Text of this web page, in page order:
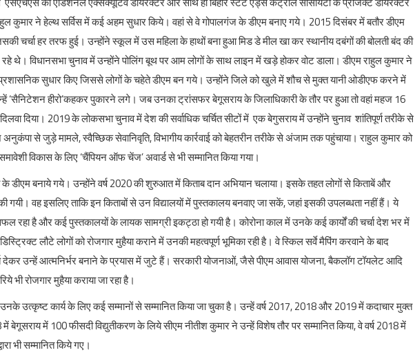
कुमार ने हेल्थ सर्विस में कई अहम सुधार किये। वहां से वे गोपालगंज के डीएम बनाए गये। 2015 दिसंबर में बतौर डीएम
चर्चा हर तरफ हुई। उन्होंने स्कूल में उस महिला के हाथों बना हुआ मिड डे मील खा कर स्थानीय दबंगों की बोलती बंद की
थे। विधानसभा चुनाव में उन्होंने पोलिंग बूथ पर आम लोगों के साथ लाइन में खड़े होकर वोट डाला। डीएम राहुल कुमार ने
सुधार किए जिससे लोगों के चहेते डीएम बन गये। उन्होंने जिले को खुले में शौच से मुक्त यानी ओडीएफ करने में
‘सैनिटेशन हीरो’कहकर पुकारने लगे। जब उनका ट्रांसफर बेगूसराय के जिलाधिकारी के तौर पर हुआ तो वहां महज 16
दिया। 2019 के लोकसभा चुनाव में देश की सर्वाधिक चर्चित सीटों में एक बेगुसराय में उन्होंने चुनाव शांतिपूर्ण तरीके से
से जुड़े मामले, स्वैच्छिक सेवानिवृति, विभागीय कार्रवाई को बेहतरीन तरीके से अंजाम तक पहुंचाया। राहुल कुमार को
विकास के लिए ‘चैंपियन ऑफ चेंज’ अवार्ड से भी सम्मानित किया गया।
के डीएम बनाये गये। उन्होंने वर्ष 2020 की शुरुआत में किताब दान अभियान चलाया। इसके तहत लोगों से किताबें और
वह इसलिए ताकि इन किताबों से उन विद्यालयों में पुस्तकालय बनवाए जा सकें, जहां इसकी उपलब्धता नहीं हैं। ये
रहा है और कई पुस्तकालयों के लायक सामग्री इकट्ठा हो गयी है। कोरोना काल में उनके कई कार्यों की चर्चा देश भर में
लौटे लोगों को रोजगार मुहैया कराने में उनकी महत्वपूर्ण भूमिका रही है। वे स्किल सर्वे मैपिंग करवाने के बाद
देकर उन्हें आत्मनिर्भर बनाने के प्रयास में जुटे हैं। सरकारी योजनाओं, जैसे पीएम आवास योजना, बैकलॉग टॉयलेट आदि
भी रोजगार मुहैया कराया जा रहा है।
उत्कृष्ट कार्य के लिए कई सम्मानों से सम्मानित किया जा चुका है। उन्हें वर्ष 2017, 2018 और 2019 में कदाचार मुक्त
बेगूसराय में 100 फीसदी विद्युतीकरण के लिये सीएम नीतीश कुमार ने उन्हें विशेष तौर पर सम्मानित किया, वे वर्ष 2018 में
भी सम्मानित किये गए।